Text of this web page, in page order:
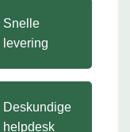
Snelle
levering
Deskundige
helpdesk